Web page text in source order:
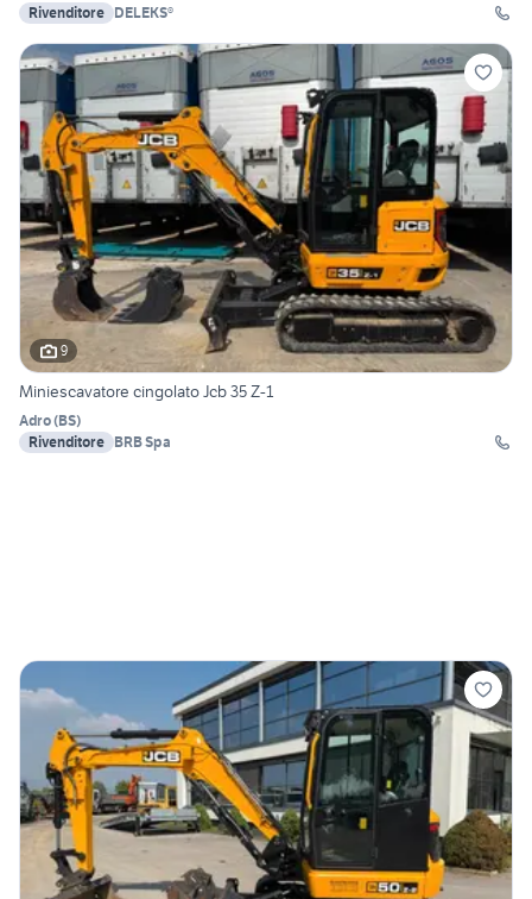
Rivenditore DELEKS®
9
Miniescavatore cingolato Jcb 35 Z-1
Adro(BS)
Rivenditore BRB Spa